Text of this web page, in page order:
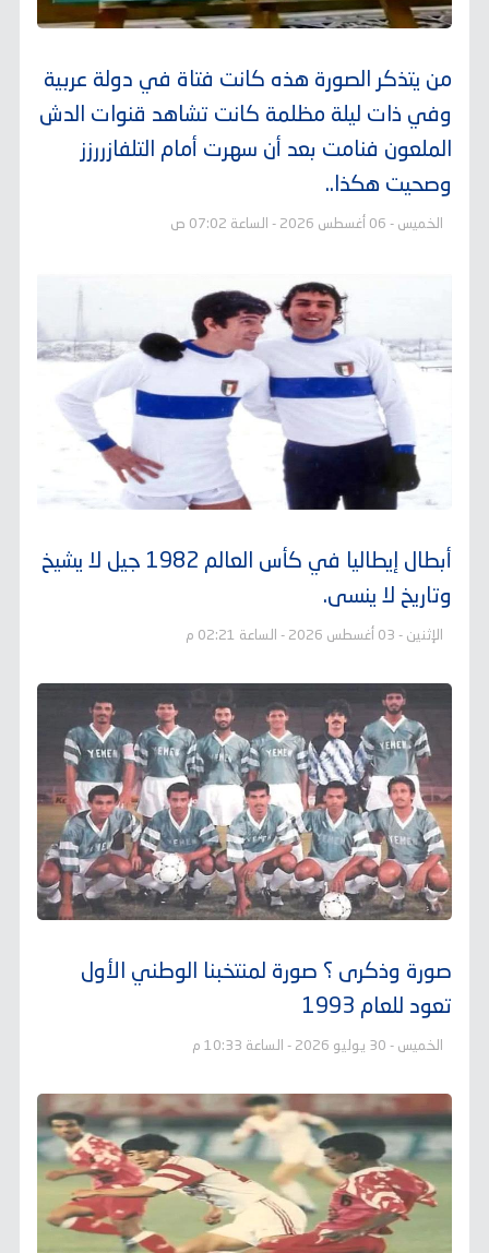
من يتذكر الصورة هذه كانت فتاة في دولة عربية
وفي ذات ليلة مظلمة كانت تشاهد قنوات الدش
الملعون فنامت بعد أن سهرت أمام التلفازررزز
وصحيت هكذا..
الخميس - 06 أغسطس 2026 - الساعة 07:02 ص
أبطال إيطاليا في كأس العالم 1982 جيل لا يشيخ
وتاريخ لا ينسى.
الإثنين - 03 أغسطس 2026 - الساعة 02:21 م
صورة وذكرى ؟ صورة لمنتخبنا الوطني الأول
تعود للعام 1993
الخميس - 30 يوليو 2026 - الساعة 10:33 م